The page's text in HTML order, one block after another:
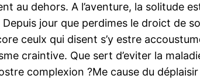
au dehors. A l’aventure, la solitude
jour que perdimes le droict de
ceulx qui disent s’y estre
craintive. Que sert d’eviter la
complexion ?Me cause du